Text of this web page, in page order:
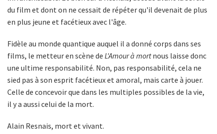
du film et dont on ne cessait de répéter qu'il devenait de plus
en plus jeune et facétieux avec l'âge.
Fidèle au monde quantique auquel il a donné corps dans ses
films, le metteur en scène de L'Amour à mortnous laisse donc
une ultime responsabilité. Non, pas responsabilité, cela ne
sied pas à son esprit facétieux et amoral, mais carte à jouer.
Celle de concevoir que dans les multiples possibles de la vie,
il y a aussi celui de la mort.
Alain Resnais, mort et vivant.